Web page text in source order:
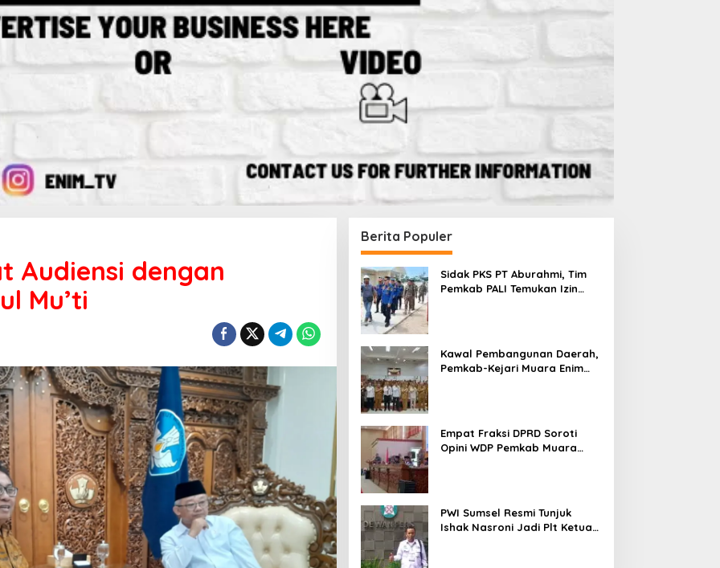
Audiensi dengan
Mu’ti
Berita Populer
Sidak PKS PT Aburahmi, Tim
Pemkab PALI Temukan Izin
Kawal Pembangunan Daerah,
Pemkab-Kejari Muara Enim
Empat Fraksi DPRD Soroti
Opini WDP Pemkab Muara
PWI Sumsel Resmi Tunjuk
Ishak Nasroni Jadi Plt Ketua